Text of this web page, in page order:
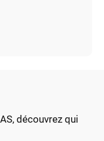
découvrez qui